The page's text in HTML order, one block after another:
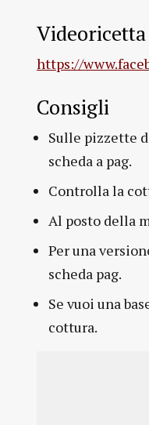
https://
Consigli
Sulle pizzette
scheda a pag.
Controlla la
Al posto della
Per una
scheda pag.
Se vuoi una
cottura.